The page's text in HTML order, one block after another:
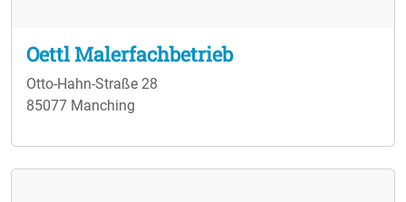
Oettl Malerfachbetrieb
Otto-Hahn-Straße 28
85077 Manching